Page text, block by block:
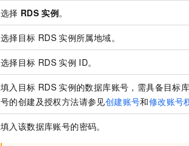
选择 RDS 实例。
选择目标 RDS 实例所属地域。
选择目标 RDS 实例 ID。
填入目标 RDS 实例的数据库账号，需具备目标
号的创建及授权方法请参见创建账号和修改账号
填入该数据库账号的密码。